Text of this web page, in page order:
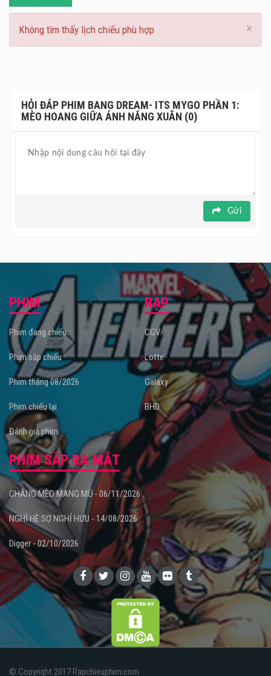
×
Không tìm thấy lịch chiếu phù hợp
HỎI ĐÁP PHIM BANG DREAM- ITS MYGO PHẦN 1:
MÈO HOANG GIỮA ÁNH NẮNG XUÂN (0)
Gửi
PHIM
Phim đang chiếu
Phim sắp chiếu
Phim tháng 08/2026
Phim chiếu lại
Đánh giá phim
RẠP
CGV
Lotte
Galaxy
BHD
PHIM SẮP RA MẮT
CHÀNG MÈO MANG MŨ - 06/11/2026
NGHỈ HÈ SỢ NGHỈ HƯU - 14/08/2026
Digger - 02/10/2026
© Copyright 2017 Rapchieuphim.com